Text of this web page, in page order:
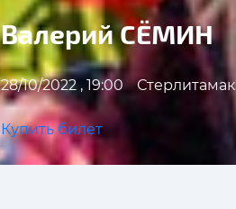
Валерий СЁМИН
28/10/2022 , 19:00 Стерлитамак
Купить билет